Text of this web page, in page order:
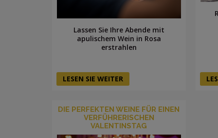
Lassen Sie Ihre Abende mit
apulischem Wein in Rosa
erstrahlen
LESEN SIE WEITER
DIE PERFEKTEN WEINE FÜR EINEN
VERFÜHRERISCHEN
VALENTINSTAG